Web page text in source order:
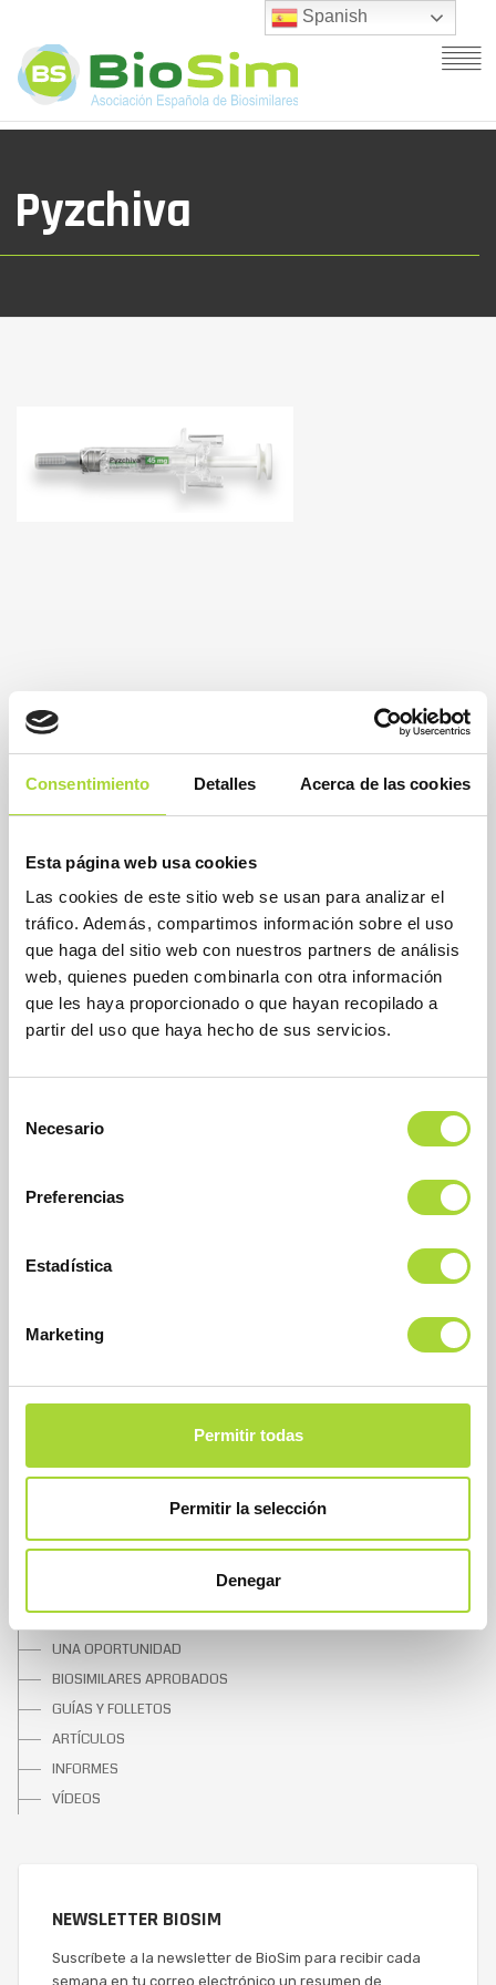
Consentimiento Detalles Acerca de las cookies
Esta página web usa cookies
Las cookies de este sitio web se usan para analizar el
tráfico. Además, compartimos información sobre el uso
que haga del sitio web con nuestros partners de análisis
web, quienes pueden combinarla con otra información
que les haya proporcionado o que hayan recopilado a
partir del uso que haya hecho de sus servicios.
Necesario
Preferencias
Estadística
Marketing
Permitir todas
Permitir la selección
Denegar
Pyzchiva
BioSim
Asociación Española de Medicamentos Biosimilares
Dirección
28027 Madrid
Teléfono : +34 91 864 31 32
SOBRE BIOSIM
JUNTA DIRECTIVA
ASOCIADOS
ASOCIADOS ADHERIDOS
¿QUÉ SON?
UNA OPORTUNIDAD
BIOSIMILARES APROBADOS
GUÍAS Y FOLLETOS
ARTÍCULOS
INFORMES
VÍDEOS
NEWSLETTER BIOSIM
Suscríbete a la newsletter de BioSim para recibir cada
semana en tu correo electrónico un resumen de
Spanish